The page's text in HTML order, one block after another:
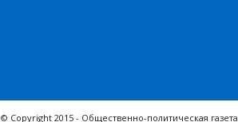
© Copyright 2015 - Общественно-политическая газета